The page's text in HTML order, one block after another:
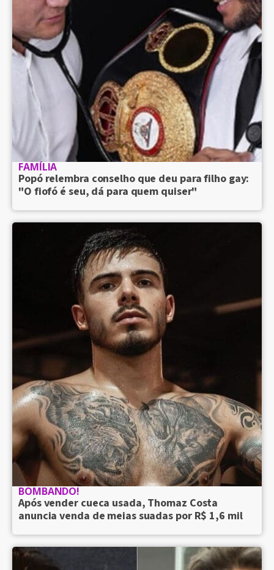
FAMÍLIA
Popó relembra conselho que deu para filho gay:
"O fiofó é seu, dá para quem quiser"
BOMBANDO!
Após vender cueca usada, Thomaz Costa
anuncia venda de meias suadas por R$ 1,6 mil